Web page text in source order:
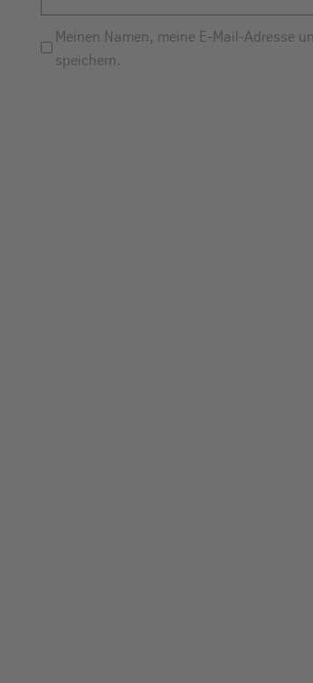
Meinen Namen, meine E-Mail-Adresse
speichern.